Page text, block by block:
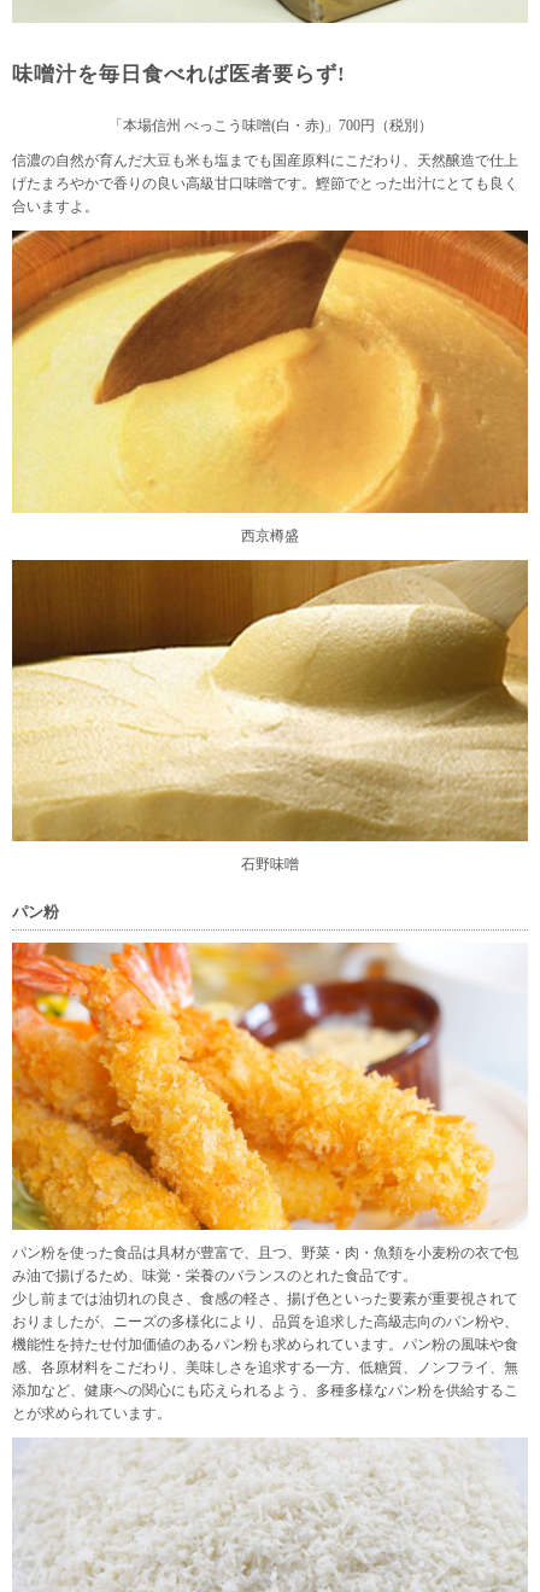
味噌汁を毎日食べれば医者要らず!
「本場信州 べっこう味噌(白・赤)」700円（税別）
信濃の自然が育んだ大豆も米も塩までも国産原料にこだわり、天然醸造で仕上
げたまろやかで香りの良い高級甘口味噌です。鰹節でとった出汁にとても良く
合いますよ。
西京樽盛
石野味噌
パン粉
パン粉を使った食品は具材が豊富で、且つ、野菜・肉・魚類を小麦粉の衣で包
み油で揚げるため、味覚・栄養のバランスのとれた食品です。
少し前までは油切れの良さ、食感の軽さ、揚げ色といった要素が重要視されて
おりましたが、ニーズの多様化により、品質を追求した高級志向のパン粉や、
機能性を持たせ付加価値のあるパン粉も求められています。パン粉の風味や食
感、各原材料をこだわり、美味しさを追求する一方、低糖質、ノンフライ、無
添加など、健康への関心にも応えられるよう、多種多様なパン粉を供給するこ
とが求められています。